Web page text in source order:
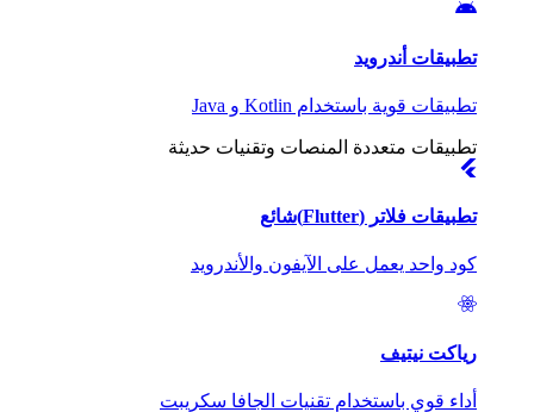
تطبيقات أندرويد
تطبيقات قوية باستخدام Kotlin و Java
تطبيقات متعددة المنصات وتقنيات حديثة
تطبيقات فلاتر (Flutter) شائع
كود واحد يعمل على الآيفون والأندرويد
رياكت نيتيف
أداء قوي باستخدام تقنيات الجافا سكريبت